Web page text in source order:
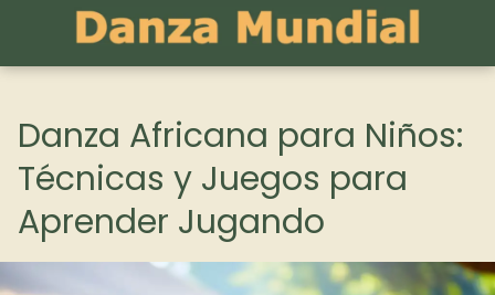
Danza Africana para Niños:
Técnicas y Juegos para
Aprender Jugando